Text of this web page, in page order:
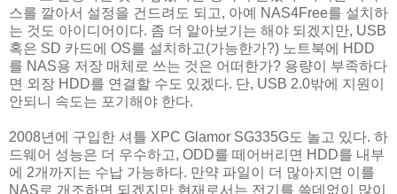
스를 깔아서 설정을 건드려도 되고, 아예 NAS4Free를 설치하
는 것도 아이디어이다. 좀 더 알아보기는 해야 되겠지만, USB
혹은 SD 카드에 OS를 설치하고(가능한가?) 노트북에 HDD
를 NAS용 저장 매체로 쓰는 것은 어떠한가? 용량이 부족하다
면 외장 HDD를 연결할 수도 있겠다. 단, USB 2.0밖에 지원이
안되니 속도는 포기해야 한다.
2008년에 구입한 셔틀 XPC Glamor SG335G도 놀고 있다. 하
드웨어 성능은 더 우수하고, ODD를 떼어버리면 HDD를 내부
에 2개까지는 수납 가능하다. 만약 파일이 더 많아지면 이를
NAS로 개조하면 되겠지만 현재로서는 전기를 쓸데없이 많이